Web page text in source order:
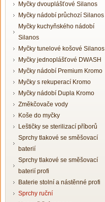
Myčky dvouplášťové Silanos
Myčky nádobí průchozí Silanos
Myčky kuchyňského nádobí
Silanos
Myčky tunelové košové Silanos
Myčky jednoplášťové DWASH
Myčky nádobí Premium Kromo
Myčky s rekuperací Kromo
Myčky nádobí Dupla Kromo
Změkčovače vody
Koše do myčky
Leštičky se sterilizací příborů
Sprchy tlakové se směšovací
baterií
Sprchy tlakové se směšovací
baterií profi
Baterie stolní a nástěnné profi
Sprchy ruční